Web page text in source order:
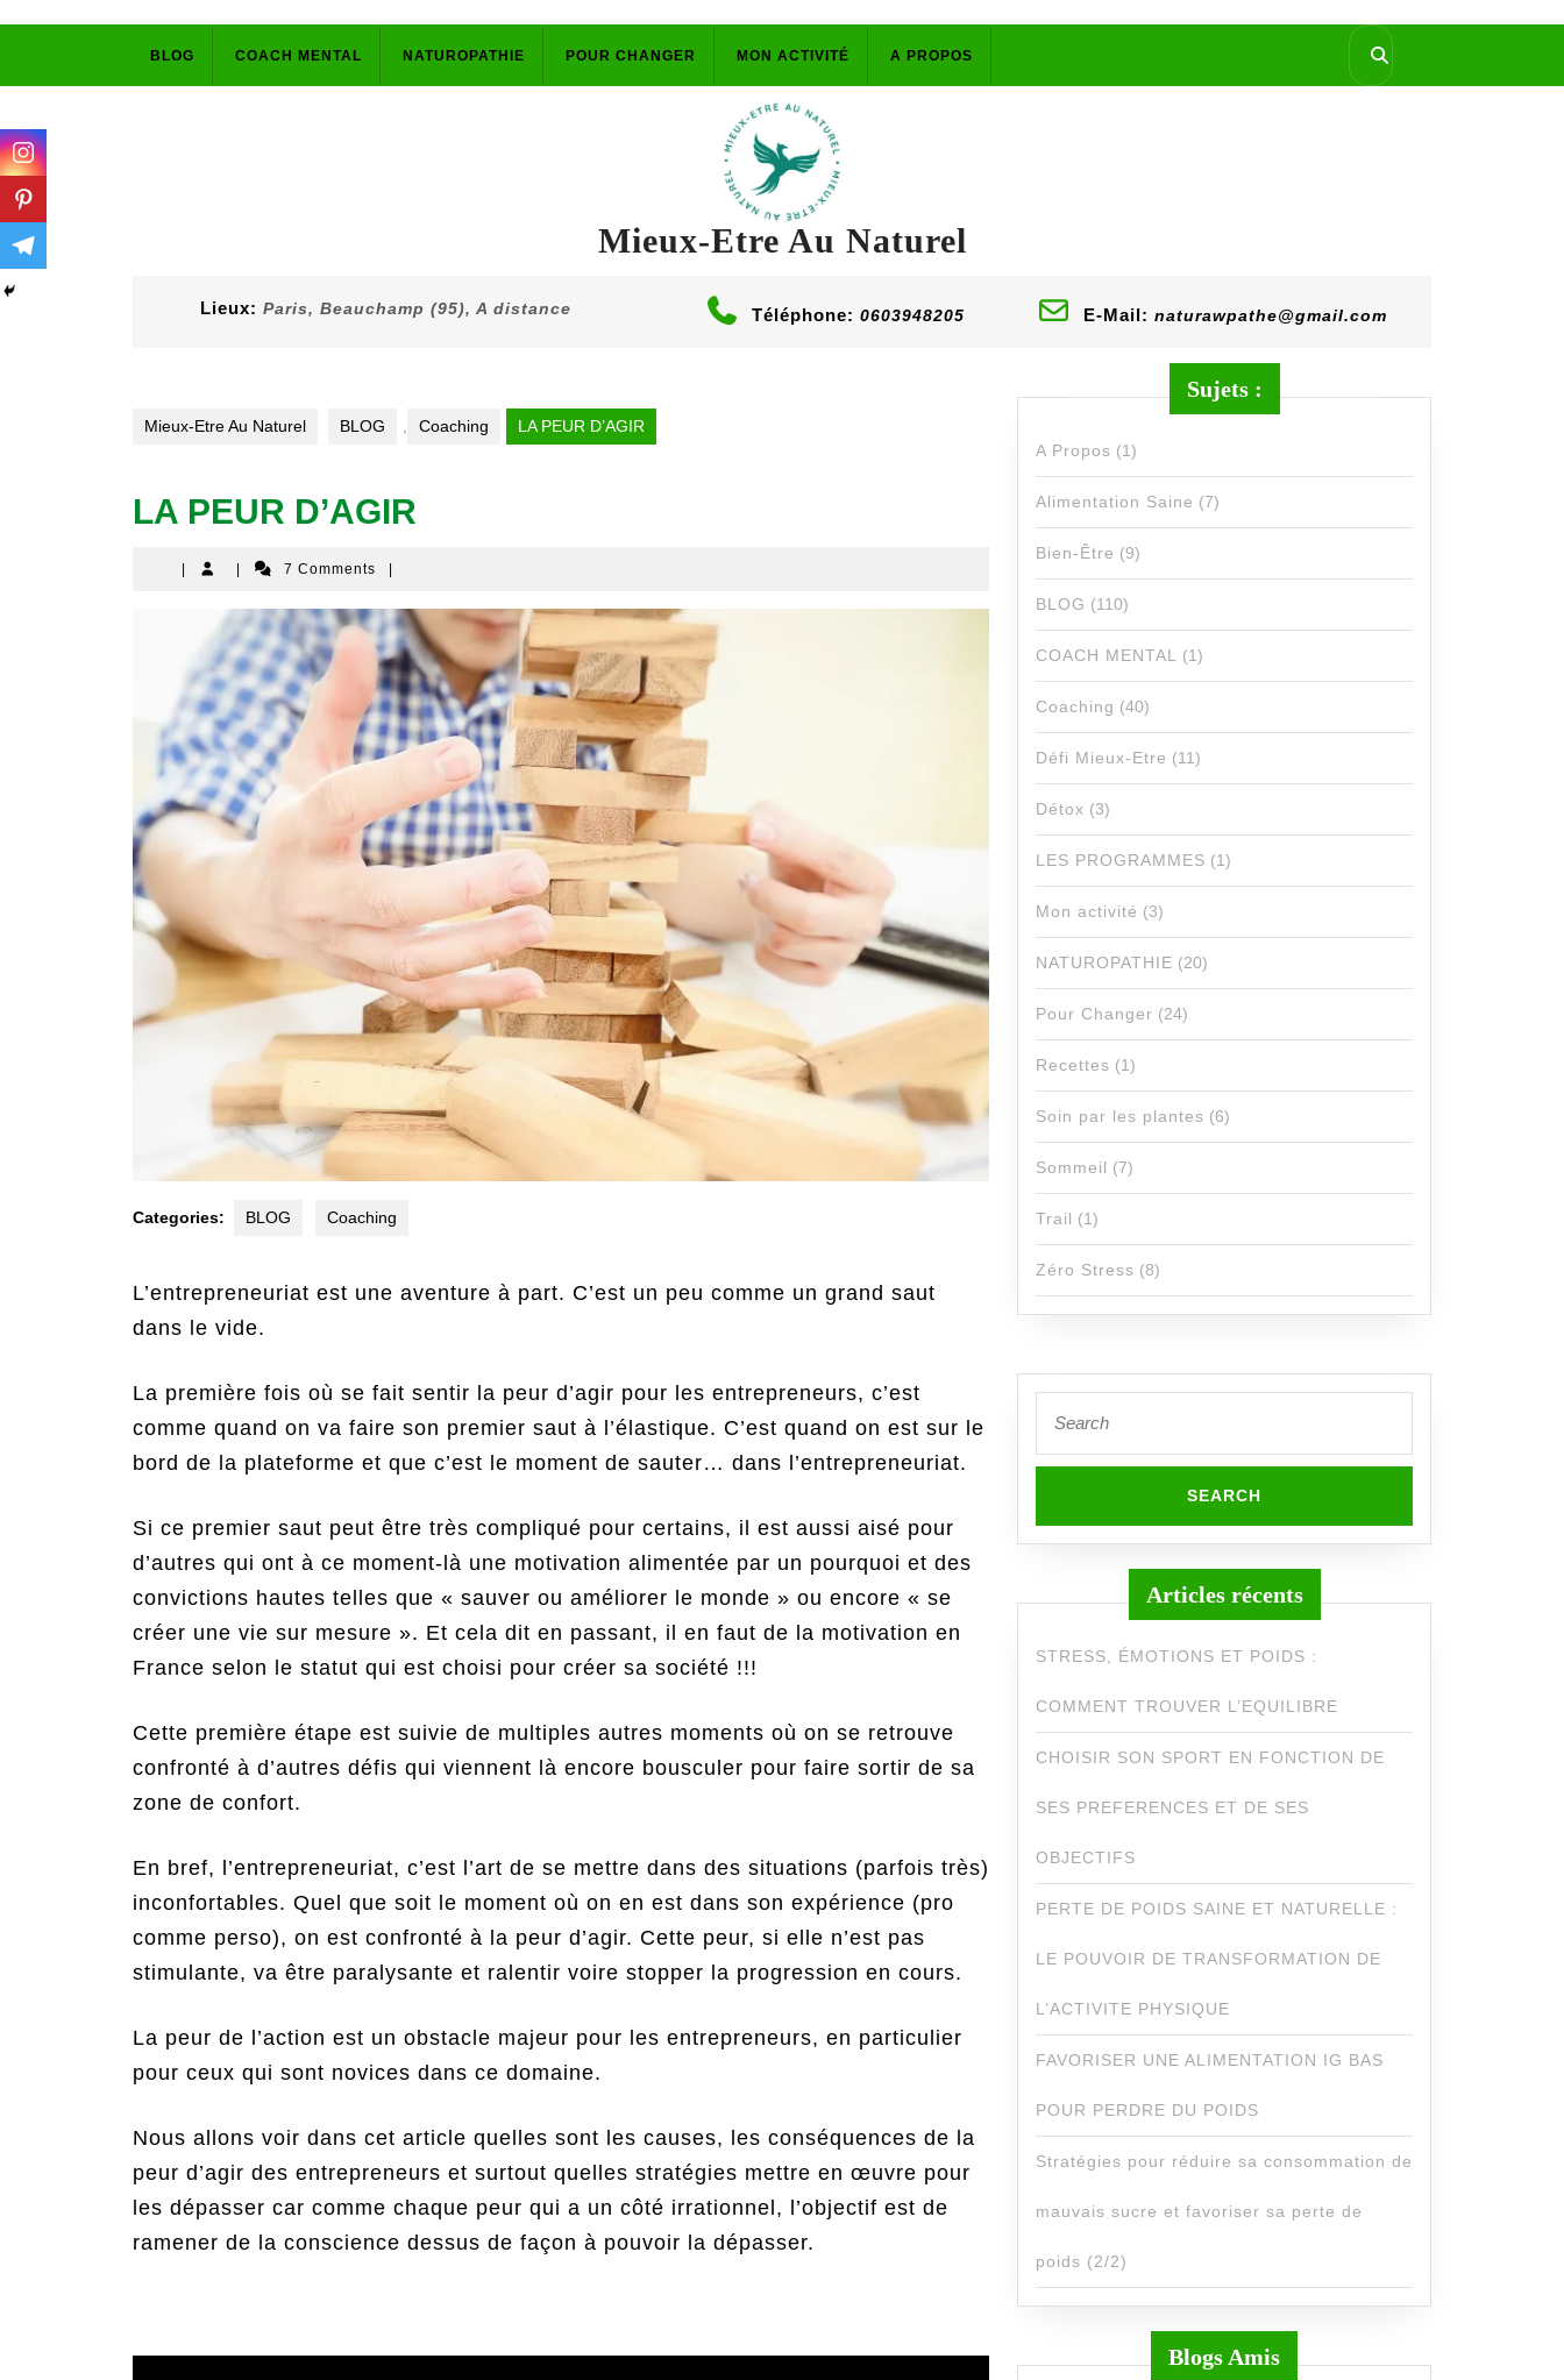
content
BLOG COACH MENTAL NATUROPATHIE POUR CHANGER MON ACTIVITÉ A PROPOS
Mieux-Etre Au Naturel
Lieux: Paris, Beauchamp (95), A distance Téléphone: 0603948205 E-Mail: naturawpathe@gmail.com
Mieux-Etre Au Naturel BLOG Coaching LA PEUR D’AGIR
LA PEUR D’AGIR
7 Comments
Categories: BLOG Coaching
L’entrepreneuriat est une aventure à part. C’est un peu comme un grand saut
dans le vide.
La première fois où se fait sentir la peur d’agir pour les entrepreneurs, c’est
comme quand on va faire son premier saut à l’élastique. C’est quand on est sur le
bord de la plateforme et que c’est le moment de sauter… dans l’entrepreneuriat.
Si ce premier saut peut être très compliqué pour certains, il est aussi aisé pour
d’autres qui ont à ce moment-là une motivation alimentée par un pourquoi et des
convictions hautes telles que « sauver ou améliorer le monde » ou encore « se
créer une vie sur mesure ». Et cela dit en passant, il en faut de la motivation en
France selon le statut qui est choisi pour créer sa société !!!
Cette première étape est suivie de multiples autres moments où on se retrouve
confronté à d’autres défis qui viennent là encore bousculer pour faire sortir de sa
zone de confort.
En bref, l’entrepreneuriat, c’est l’art de se mettre dans des situations (parfois très)
inconfortables. Quel que soit le moment où on en est dans son expérience (pro
comme perso), on est confronté à la peur d’agir. Cette peur, si elle n’est pas
stimulante, va être paralysante et ralentir voire stopper la progression en cours.
La peur de l’action est un obstacle majeur pour les entrepreneurs, en particulier
pour ceux qui sont novices dans ce domaine.
Nous allons voir dans cet article quelles sont les causes, les conséquences de la
peur d’agir des entrepreneurs et surtout quelles stratégies mettre en œuvre pour
les dépasser car comme chaque peur qui a un côté irrationnel, l’objectif est de
ramener de la conscience dessus de façon à pouvoir la dépasser.
Sujets :
A Propos (1)
Alimentation Saine (7)
Bien-Être (9)
BLOG (110)
COACH MENTAL (1)
Coaching (40)
Défi Mieux-Etre (11)
Détox (3)
LES PROGRAMMES (1)
Mon activité (3)
NATUROPATHIE (20)
Pour Changer (24)
Recettes (1)
Soin par les plantes (6)
Sommeil (7)
Trail (1)
Zéro Stress (8)
for:
Articles récents
STRESS, ÉMOTIONS ET POIDS :
COMMENT TROUVER L’EQUILIBRE
CHOISIR SON SPORT EN FONCTION DE
SES PREFERENCES ET DE SES
OBJECTIFS
PERTE DE POIDS SAINE ET NATURELLE :
LE POUVOIR DE TRANSFORMATION DE
L’ACTIVITE PHYSIQUE
FAVORISER UNE ALIMENTATION IG BAS
POUR PERDRE DU POIDS
Stratégies pour réduire sa consommation de
mauvais sucre et favoriser sa perte de
poids (2/2)
Blogs Amis